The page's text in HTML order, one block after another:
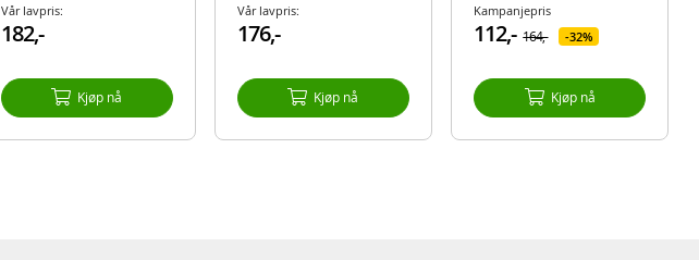
Vår lavpris:
182,-
Kjøp nå
Vår lavpris:
176,-
Kjøp nå
Kampanjepris
112,- 164,- 32%
Kjøp nå